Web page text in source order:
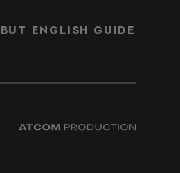
ENGLISH GUIDE